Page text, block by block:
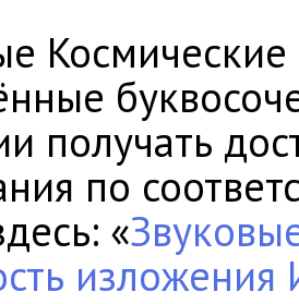
получать
по
«
изложения